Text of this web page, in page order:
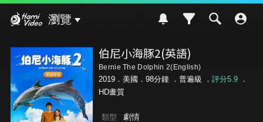
瀏覽
伯尼小海豚2(英語)
Bernie The Dolphin 2(English)
2019．美國．98分鐘 ． 普遍級 ． 評分5.9．
HD畫質
類型 劇情